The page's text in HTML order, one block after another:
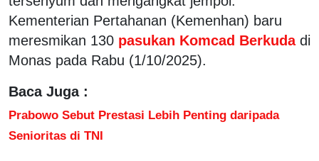
Kementerian Pertahanan (Kemenhan) baru
meresmikan 130 pasukan Komcad Berkuda di
Monas pada Rabu (1/10/2025).
Baca Juga :
Prabowo Sebut Prestasi Lebih Penting daripada
Senioritas di TNI